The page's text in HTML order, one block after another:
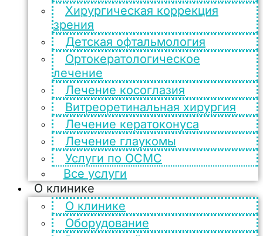
Хирургическая коррекция
зрения
Детская офтальмология
Ортокератологическое
лечение
Лечение косоглазия
Витреоретинальная хирургия
Лечение кератоконуса
Лечение глаукомы
Услуги по ОСМС
Все услуги
О клинике
О клинике
Оборудование